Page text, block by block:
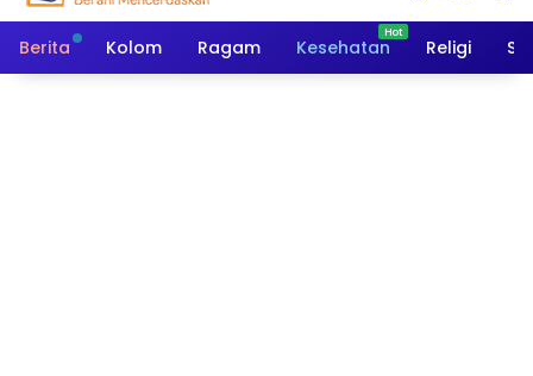
Berita Kolom Ragam Kesehatan Religi